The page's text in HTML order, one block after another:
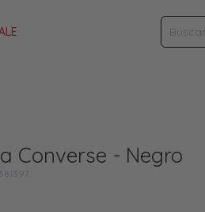
Converse - Negro